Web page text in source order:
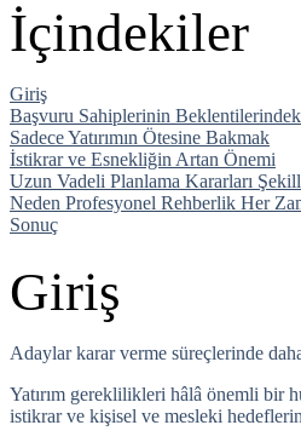
İçindekiler
Giriş
Başvuru Sahiplerinin
Sadece Yatırımın Ötesine Bakmak
İstikrar ve Esnekliğin Artan Önemi
Uzun Vadeli Planlama Kararları
Neden Profesyonel Rehberlik Her
Sonuç
Giriş
Adaylar karar verme süreçlerinde
Yatırım gereklilikleri hâlâ önemli bir
istikrar ve kişisel ve mesleki